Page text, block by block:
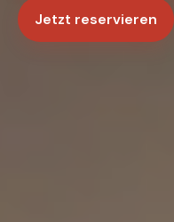
Jetzt reservieren